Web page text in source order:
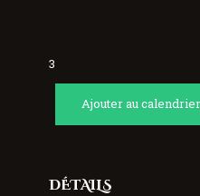
3
Ajouter au calendrier
DÉTAILS